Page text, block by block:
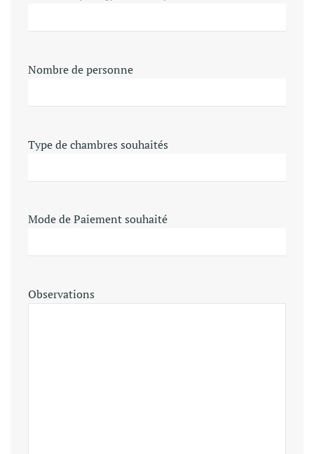
Nombre de personne
Type de chambres souhaités
Mode de Paiement souhaité
Observations